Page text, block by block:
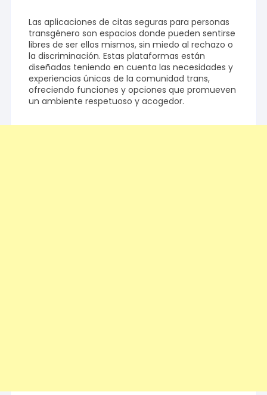
Las aplicaciones de citas seguras para personas
transgénero son espacios donde pueden sentirse
libres de ser ellos mismos, sin miedo al rechazo o
la discriminación. Estas plataformas están
diseñadas teniendo en cuenta las necesidades y
experiencias únicas de la comunidad trans,
ofreciendo funciones y opciones que promueven
un ambiente respetuoso y acogedor.